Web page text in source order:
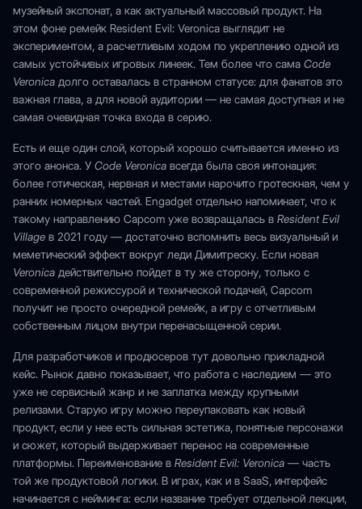
музейный экспонат, а как актуальный массовый продукт. На
этом фоне ремейк Resident Evil: Veronica выглядит не
экспериментом, а расчетливым ходом по укреплению одной из
самых устойчивых игровых линеек. Тем более что сама Code
Veronica долго оставалась в странном статусе: для фанатов это
важная глава, а для новой аудитории — не самая доступная и не
самая очевидная точка входа в серию.
Есть и еще один слой, который хорошо считывается именно из
этого анонса. У Code Veronica всегда была своя интонация:
более готическая, нервная и местами нарочито гротескная, чем у
ранних номерных частей. Engadget отдельно напоминает, что к
такому направлению Capcom уже возвращалась в Resident Evil
Village в 2021 году — достаточно вспомнить весь визуальный и
меметический эффект вокруг леди Димитреску. Если новая
Veronica действительно пойдет в ту же сторону, только с
современной режиссурой и технической подачей, Capcom
получит не просто очередной ремейк, а игру с отчетливым
собственным лицом внутри перенасыщенной серии.
Для разработчиков и продюсеров тут довольно прикладной
кейс. Рынок давно показывает, что работа с наследием — это
уже не сервисный жанр и не заплатка между крупными
релизами. Старую игру можно переупаковать как новый
продукт, если у нее есть сильная эстетика, понятные персонажи
и сюжет, который выдерживает перенос на современные
платформы. Переименование в Resident Evil: Veronica — часть
той же продуктовой логики. В играх, как и в SaaS, интерфейс
начинается с нейминга: если название требует отдельной лекции,